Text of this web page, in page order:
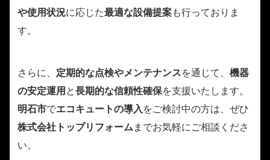
や使用状況に応じた最適な設備提案も行っておりま
す。
さらに、 定期的な点検やメンテナンスを通じて、 機器
の安定運用 と長期的な信頼性確保を支援いたします。
明石市でエコキュートの導入 をご検討中の方は、ぜひ
株式会社トップリフォーム までお気軽にご相談くださ
い。